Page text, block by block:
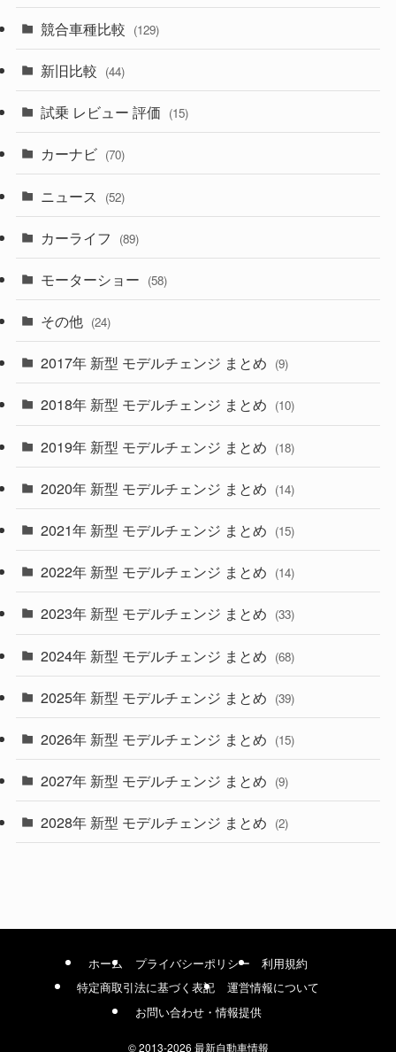
(328)
(194)
(230)
(253)
(85)
(84)
(14)
(222)
(50)
(43)
(6)
(9)
(30)
(27)
(58)
(28)
(27)
(26)
(10)
(35)
(10)
(9)
(22)
(4)
(9)
(4)
(1)
(3)
(3)
(5)
(1)
(5)
(7)
(5)
競合車種比較 (129)
新旧比較 (44)
試乗 レビュー 評価 (15)
カーナビ (70)
ニュース (52)
カーライフ (89)
モーターショー (58)
その他 (24)
2017年 新型 モデルチェンジ まとめ (9)
2018年 新型 モデルチェンジ まとめ (10)
2019年 新型 モデルチェンジ まとめ (18)
2020年 新型 モデルチェンジ まとめ (14)
2021年 新型 モデルチェンジ まとめ (15)
2022年 新型 モデルチェンジ まとめ (14)
2023年 新型 モデルチェンジ まとめ (33)
2024年 新型 モデルチェンジ まとめ (68)
2025年 新型 モデルチェンジ まとめ (39)
2026年 新型 モデルチェンジ まとめ (15)
2027年 新型 モデルチェンジ まとめ (9)
2028年 新型 モデルチェンジ まとめ (2)
ホーム プライバシーポリシー
利用規約
特定商取引法に基づく表記
運営情報について
お問い合わせ・情報提供
©2013-2026 最新自動車情報